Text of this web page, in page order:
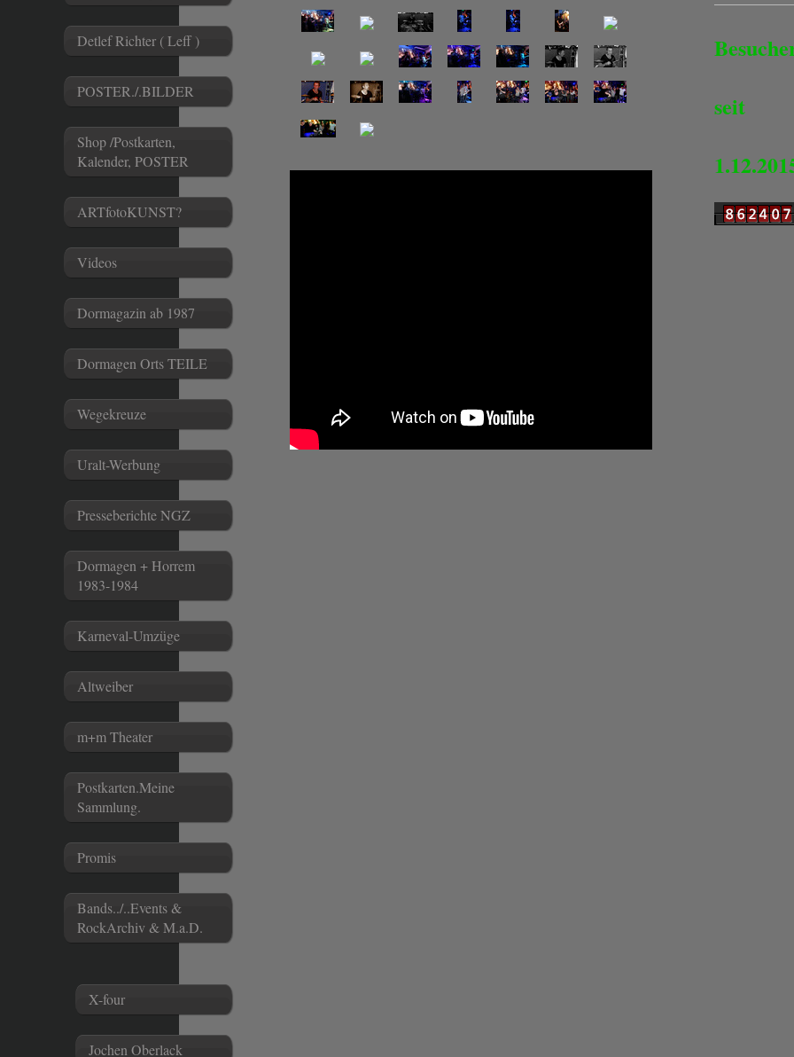
Detlef Richter ( Leff )
POSTER./.BILDER
Shop /Postkarten,
Kalender, POSTER
ARTfotoKUNST?
Videos
Dormagazin ab 1987
Dormagen Orts TEILE
Wegekreuze
Uralt-Werbung
Presseberichte NGZ
Dormagen + Horrem
1983-1984
Karneval-Umzüge
Altweiber
m+m Theater
Postkarten.Meine
Sammlung.
Promis
Bands../..Events &
RockArchiv & M.a.D.
X-four
Jochen Oberlack
seit